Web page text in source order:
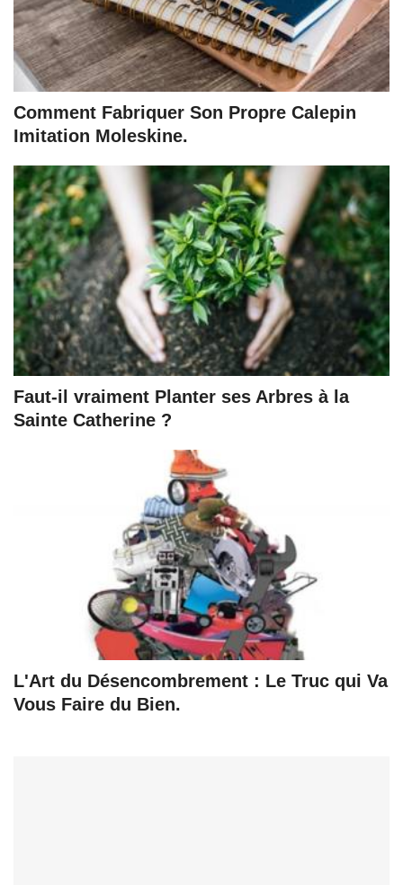
Comment Fabriquer Son Propre Calepin
Imitation Moleskine.
Faut-il vraiment Planter ses Arbres à la
Sainte Catherine ?
L'Art du Désencombrement : Le Truc qui Va
Vous Faire du Bien.